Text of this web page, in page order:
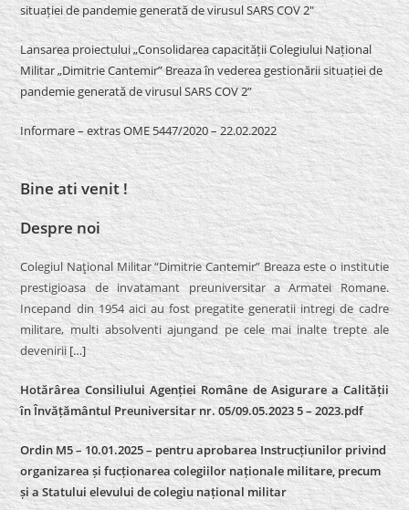
situației de pandemie generată de virusul SARS COV 2″
Lansarea proiectului „Consolidarea capacității Colegiului Național
Militar „Dimitrie Cantemir” Breaza în vederea gestionării situației de
pandemie generată de virusul SARS COV 2”
Informare – extras OME 5447/2020 – 22.02.2022
Bine ati venit !
Despre noi
Colegiul Naţional Militar “Dimitrie Cantemir” Breaza este o institutie
prestigioasa de invatamant preuniversitar a Armatei Romane.
Incepand din 1954 aici au fost pregatite generatii intregi de cadre
militare, multi absolventi ajungand pe cele mai inalte trepte ale
devenirii[…]
Hotărârea Consiliului Agenției Române de Asigurare a Calității
în Învățământul Preuniversitar nr. 05/09.05.2023 5 – 2023.pdf
Ordin M5 – 10.01.2025 – pentru aprobarea Instrucțiunilor privind
organizarea și fucționarea colegiilor naționale militare, precum
și a Statului elevului de colegiu național militar